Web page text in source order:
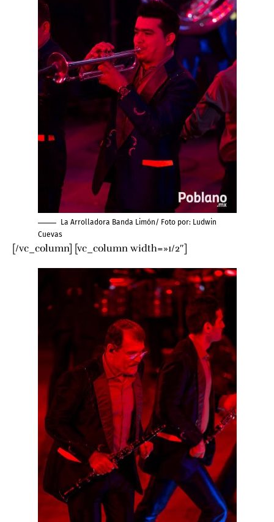
La Arrolladora Banda Limón/ Foto por:Ludwin
Cuevas
[/vc_column] [vc_column width=»1/2″]